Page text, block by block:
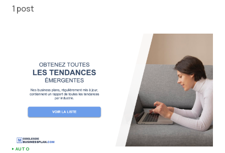
1 post
AUTO